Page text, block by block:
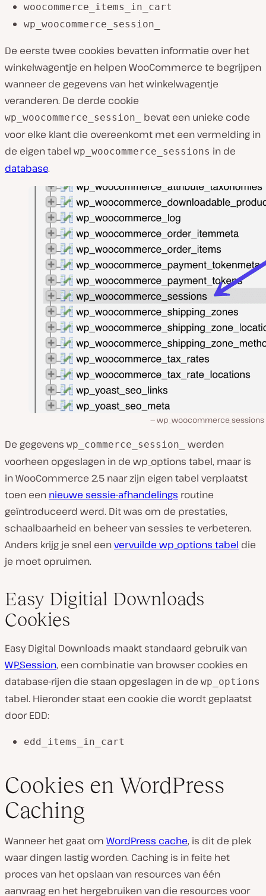
woocommerce_items_in_cart
wp_woocommerce_session_
De eerste twee cookies bevatten informatie over het
winkelwagentje en helpen WooCommerce te begrijpen
wanneer de gegevens van het winkelwagentje
veranderen. De derde cookie
wp_woocommerce_session_
bevat een unieke code
voor elke klant die overeenkomt met een vermelding in
de eigen tabel wp_woocommerce_sessions in de
database.
De gegevens wp_commerce_session_
werden
voorheen opgeslagen in de wp_options tabel, maar is
in WooCommerce 2.5 naar zijn eigen tabel verplaatst
toen een nieuwe sessie-afhandelings routine
geïntroduceerd werd. Dit was om de prestaties,
schaalbaarheid en beheer van sessies te verbeteren.
Anders krijg je snel eenvervuilde wp_options tabel die
je moet opruimen.
Easy Digitial Downloads
Cookies
Easy Digital Downloads maakt standaard gebruik van
WP_Session, een combinatie van browser cookies en
database-rijen die staan opgeslagen in de wp_options
tabel. Hieronder staat een cookie die wordt geplaatst
door EDD:
edd_items_in_cart
Cookies en WordPress
Caching
Wanneer het gaat om WordPress cache, is dit de plek
waar dingen lastig worden. Caching is in feite het
proces van het opslaan van resources van één
aanvraag en het hergebruiken van die resources voor